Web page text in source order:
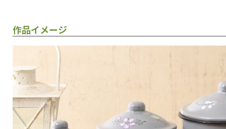
作品イメージ